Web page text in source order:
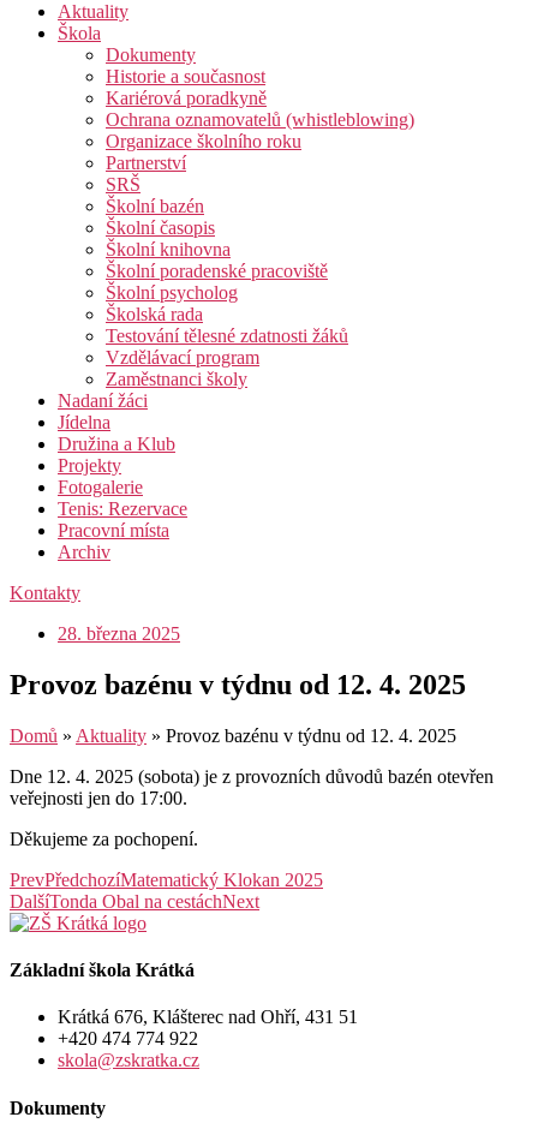
Aktuality
Škola
Dokumenty
Historie a současnost
Kariérová poradkyně
Ochrana oznamovatelů (whistleblowing)
Organizace školního roku
Partnerství
SRŠ
Školní bazén
Školní časopis
Školní knihovna
Školní poradenské pracoviště
Školní psycholog
Školská rada
Testování tělesné zdatnosti žáků
Vzdělávací program
Zaměstnanci školy
Nadaní žáci
Jídelna
Družina a Klub
Projekty
Fotogalerie
Tenis: Rezervace
Pracovní místa
Archiv
Kontakty
28. března 2025
Provoz bazénu v týdnu od 12. 4. 2025
Domů » Aktuality » Provoz bazénu v týdnu od 12. 4. 2025
Dne 12. 4. 2025 (sobota) je z provozních důvodů bazén otevřen
veřejnosti jen do 17:00.
Děkujeme za pochopení.
PrevPředchozíMatematický Klokan 2025
DalšíTonda Obal na cestáchNext
Základní škola Krátká
Krátká 676, Klášterec nad Ohří, 431 51
+420 474 774 922
skola@zskratka.cz
Dokumenty